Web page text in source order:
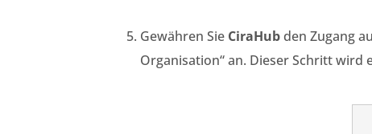
Gewähren Sie CiraHubden Zugang
Organisation“ an. Dieser Schritt wird